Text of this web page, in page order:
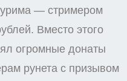
— стримером
Вместо этого
огромные донаты
рунета с призывом